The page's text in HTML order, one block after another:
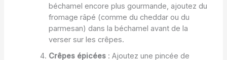
béchamel encore plus gourmande, ajoutez du
fromage râpé (comme du cheddar ou du
parmesan) dans la béchamel avant de la
verser sur les crêpes.
Crêpes épicées: Ajoutez une pincée de